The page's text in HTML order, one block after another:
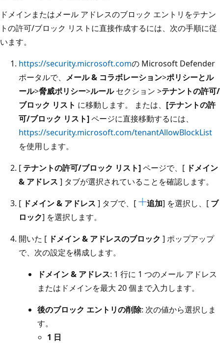
ドメインまたはメール アドレスのブロック エントリをテナン
トの許可/ブロック リストに直接作成するには、次の手順に従
います。
https://security.microsoft.comの Microsoft Defender
ポータルで、 メール & コラボレーション>ポリシーとル
ール>脅威ポリシー>ルールセクション >テナントの許可/
ブロック リスト に移動します。 または、 [テナントの許
可/ブロック リスト]ページに直接移動するには、
https://security.microsoft.com/tenantAllowBlockList
を使用します。
[ テナントの許可/ブロック リスト]ページで、[ ドメイン
& アドレス ] タブが選択されていることを確認します。
[ ドメイン & アドレス ] タブで、[ 追加] を選択し、[ ブ
ロック] を選択します。
開いた [ ドメイン & アドレスのブロック ] ポップアップ
で、次の設定を構成します。
ドメイン & アドレス: 1 行に 1 つのメール アドレス
またはドメインを最大 20 個まで入力します。
後のブロック エントリの削除: 次の値から選択しま
す。
1 日